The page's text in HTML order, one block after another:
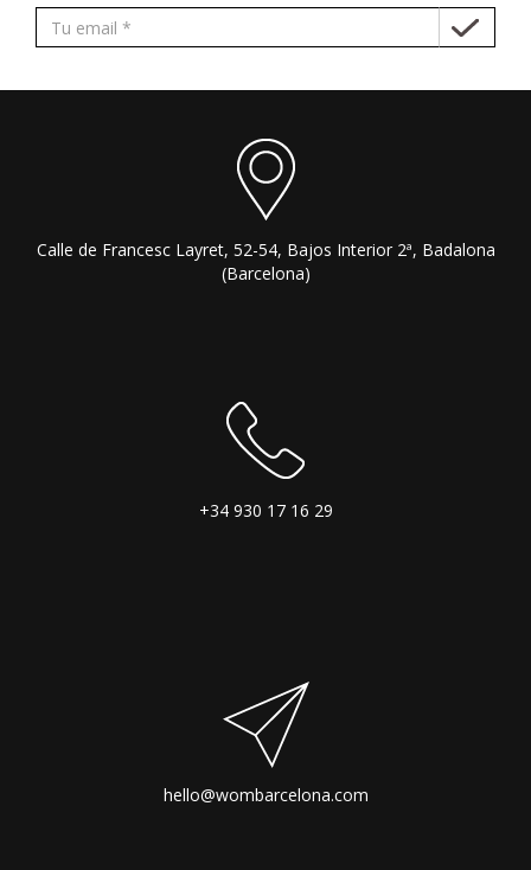
Calle de Francesc Layret, 52-54, Bajos Interior 2ª, Badalona
(Barcelona)
+34 930 17 16 29
hello@wombarcelona.com